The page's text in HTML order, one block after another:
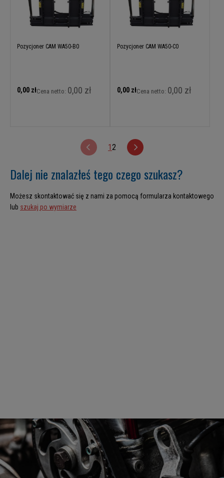
Pozycjoner CAM WA50-B0
0,00 złCena netto: 0,00 zł
Pozycjoner CAM WA50-C0
0,00 złCena netto: 0,00 zł
12
Dalej nie znalazłeś tego czego szukasz?
Możesz skontaktować się z nami za pomocą formularza kontaktowego
lub szukaj po wymiarze